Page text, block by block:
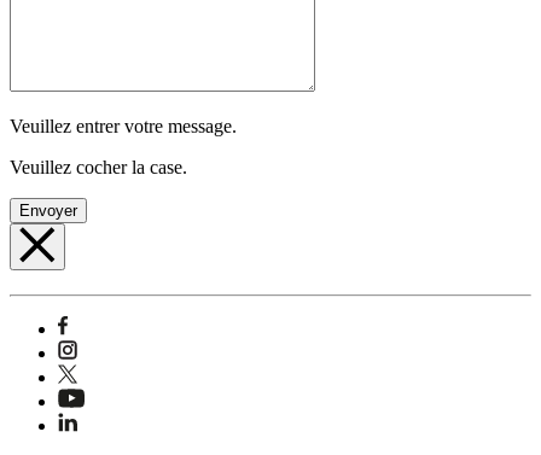
Veuillez entrer votre message.
Veuillez cocher la case.
Envoyer